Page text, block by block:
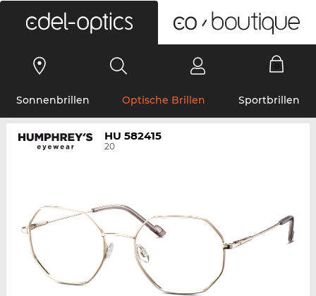
Sonnenbrillen Optische Brillen Sportbrillen
HU 582415
20